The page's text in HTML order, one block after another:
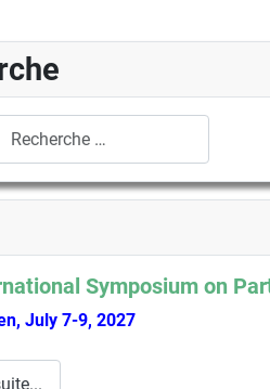
Symposium on
July 7-9, 2027